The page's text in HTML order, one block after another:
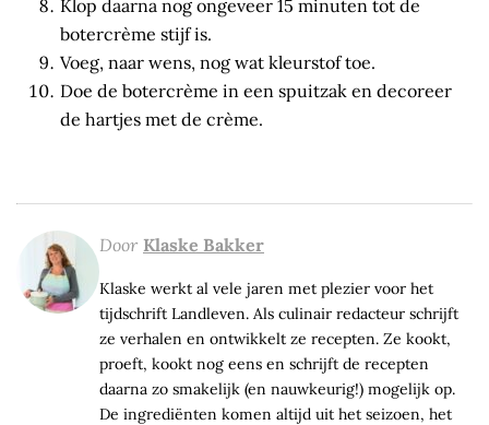
Klop daarna nog ongeveer 15 minuten tot de
botercrème stijf is.
Voeg, naar wens, nog wat kleurstof toe.
Doe de botercrème in een spuitzak en decoreer
de hartjes met de crème.
Door Klaske Bakker
Klaske werkt al vele jaren met plezier voor het
tijdschrift Landleven. Als culinair redacteur schrijft
ze verhalen en ontwikkelt ze recepten. Ze kookt,
proeft, kookt nog eens en schrijft de recepten
daarna zo smakelijk (en nauwkeurig!) mogelijk op.
De ingrediënten komen altijd uit het seizoen, het